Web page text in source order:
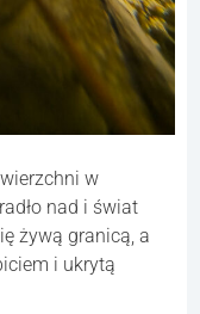
w
nad i świat
żywą granicą, a
i ukrytą